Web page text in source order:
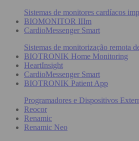
Sistemas de monitores cardíacos
BIOMONITOR IIIm
CardioMessenger Smart
Sistemas de monitorização remota
BIOTRONIK Home Monitoring
HeartInsight
CardioMessenger Smart
BIOTRONIK Patient App
Programadores e Dispositivos
Reocor
Renamic
Renamic Neo